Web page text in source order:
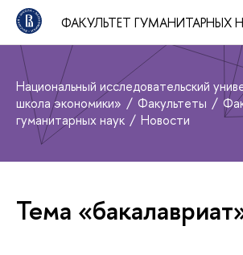
ФАКУЛЬТЕТ ГУМАНИТАРНЫХ
Национальный исследовательский
школа экономики»
Факультеты
гуманитарных наук
Новости
Тема